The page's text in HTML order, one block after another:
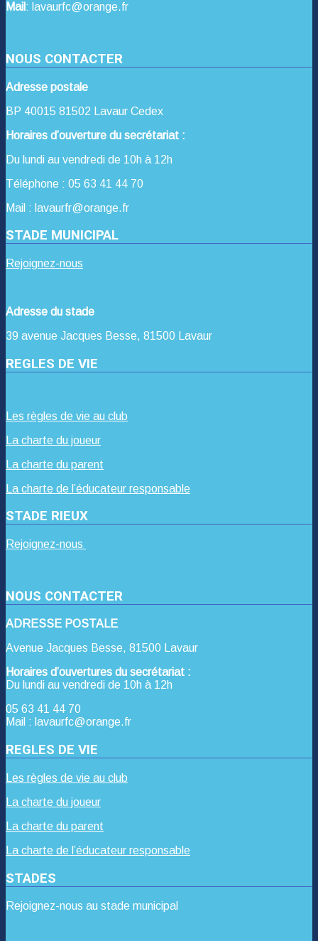
Mail : lavaurfc@orange.fr
NOUS CONTACTER
Adresse postale
BP 40015 81502 Lavaur Cedex
Horaires d’ouverture du secrétariat :
Du lundi au vendredi de 10h à 12h
Téléphone : 05 63 41 44 70
Mail : lavaurfr@orange.fr
STADE MUNICIPAL
Rejoignez-nous
Adresse du stade
39 avenue Jacques Besse, 81500 Lavaur
REGLES DE VIE
Les règles de vie au club
La charte du joueur
La charte du parent
La charte de l’éducateur responsable
STADE RIEUX
Rejoignez-nous
NOUS CONTACTER
ADRESSE POSTALE
Avenue Jacques Besse, 81500 Lavaur
Horaires d’ouvertures du secrétariat :
Du lundi au vendredi de 10h à 12h
05 63 41 44 70
Mail : lavaurfc@orange.fr
REGLES DE VIE
Les règles de vie au club
La charte du joueur
La charte du parent
La charte de l’éducateur responsable
STADES
Rejoignez-nous au stade municipal